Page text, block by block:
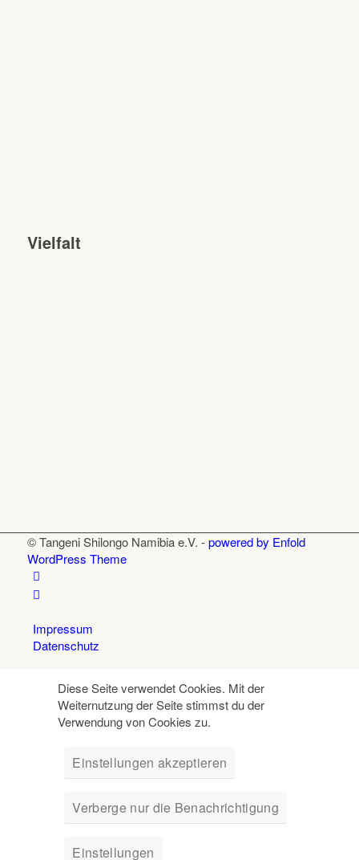
Vielfalt
© Tangeni Shilongo Namibia e.V. -powered by Enfold
WordPress Theme
Impressum
Datenschutz
Diese Seite verwendet Cookies. Mit der
Weiternutzung der Seite stimmst du der
Verwendung von Cookies zu.
Einstellungen akzeptieren
Verberge nur die Benachrichtigung
Einstellungen